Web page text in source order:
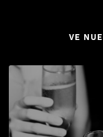
VE